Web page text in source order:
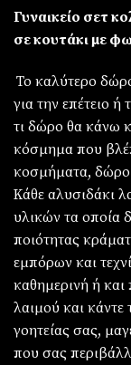
Γυναικείο σετ
σε κουτάκι με
Το καλύτερο
για την επέτειο
τι δώρο θα κάνω
κόσμημα που
κοσμήματα, δώρο
Κάθε αλυσιδάκι
υλικών τα οποία
ποιότητας
εμπόρων και
καθημερινή ή
λαιμού και
γοητείας σας,
που σας